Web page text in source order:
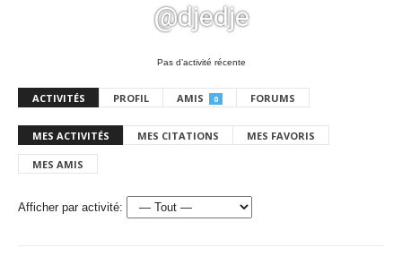
@djedje
Pas d’activité récente
ACTIVITÉS PROFIL AMIS 0 FORUMS
MES ACTIVITÉS MES CITATIONS MES FAVORIS
MES AMIS
Afficher par activité: